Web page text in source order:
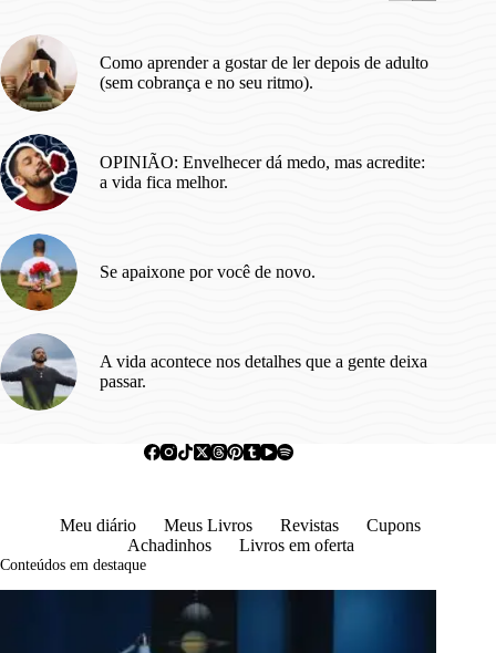
Como aprender a gostar de ler depois de adulto
(sem cobrança e no seu ritmo).
OPINIÃO: Envelhecer dá medo, mas acredite:
a vida fica melhor.
Se apaixone por você de novo.
A vida acontece nos detalhes que a gente deixa
passar.
Meu diário Meus Livros Revistas
Cupons
Achadinhos
Livros em oferta
Conteúdos em destaque